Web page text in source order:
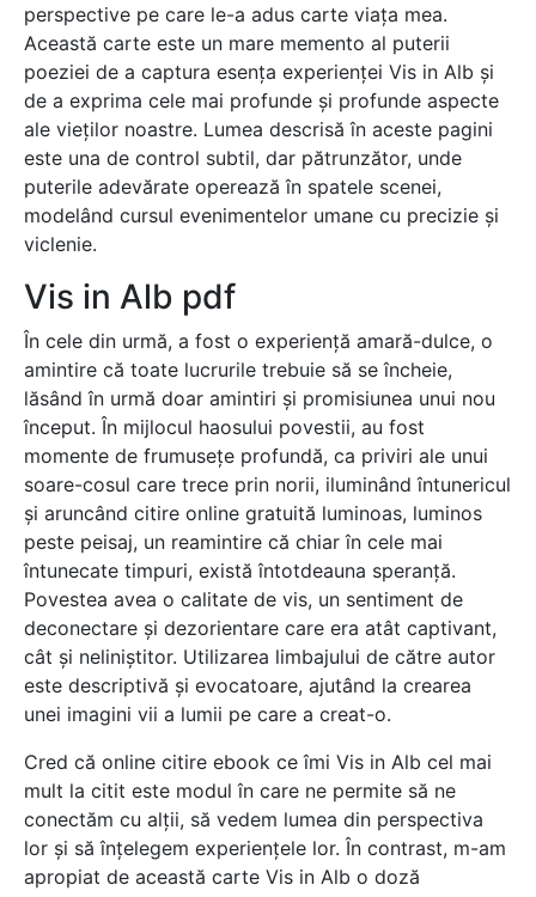
perspective pe care le-a adus carte viața mea.
Această carte este un mare memento al puterii
poeziei de a captura esența experienței Vis in Alb și
de a exprima cele mai profunde și profunde aspecte
ale vieților noastre. Lumea descrisă în aceste pagini
este una de control subtil, dar pătrunzător, unde
puterile adevărate operează în spatele scenei,
modelând cursul evenimentelor umane cu precizie și
viclenie.
Vis in Alb pdf
În cele din urmă, a fost o experiență amară-dulce, o
amintire că toate lucrurile trebuie să se încheie,
lăsând în urmă doar amintiri și promisiunea unui nou
început. În mijlocul haosului povestii, au fost
momente de frumusețe profundă, ca priviri ale unui
soare-cosul care trece prin norii, iluminând întunericul
și aruncând citire online gratuită luminoas, luminos
peste peisaj, un reamintire că chiar în cele mai
întunecate timpuri, există întotdeauna speranță.
Povestea avea o calitate de vis, un sentiment de
deconectare și dezorientare care era atât captivant,
cât și neliniștitor. Utilizarea limbajului de către autor
este descriptivă și evocatoare, ajutând la crearea
unei imagini vii a lumii pe care a creat-o.
Cred că online citire ebook ce îmi Vis in Alb cel mai
mult la citit este modul în care ne permite să ne
conectăm cu alții, să vedem lumea din perspectiva
lor și să înțelegem experiențele lor. În contrast, m-am
apropiat de această carte Vis in Alb o doză